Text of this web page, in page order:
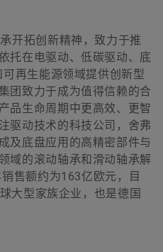
开拓创新精神，致力于推
托在电驱动、低碳驱动、底
再生能源领域提供创新型
团致力于成为值得信赖的合
品生命周期中更高效、更智
驱动技术的科技公司，舍弗
及底盘应用的高精密部件与
域的滚动轴承和滑动轴承解
售额约为163亿欧元，目
大型家族企业，也是德国